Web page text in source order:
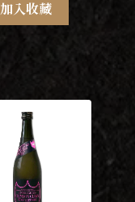
加入收藏